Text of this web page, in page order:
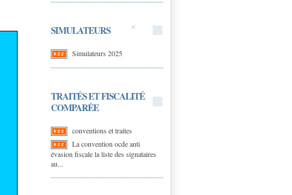
SIMULATEURS
Simulateurs 2025
TRAITÉS ET FISCALITÉ
COMPARÉE
conventions et traites
La convention ocde anti
évasion fiscale la liste des signataires
au...